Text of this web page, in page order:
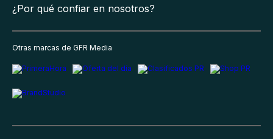
¿Por qué confiar en nosotros?
Otras marcas de GFR Media